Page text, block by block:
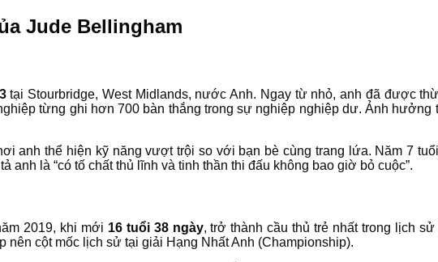
Jude Bellingham
tại Stourbridge, West Midlands, nước Anh. Ngay từ nhỏ, anh đã được
từng ghi hơn 700 bàn thắng trong sự nghiệp nghiệp dư. Ảnh
anh thể hiện kỹ năng vượt trội so với bạn bè cùng trang lứa. Năm 7
là “có tố chất thủ lĩnh và tinh thần thi đấu không bao giờ bỏ cuộc”.
2019, khi mới 16 tuổi 38 ngày, trở thành cầu thủ trẻ nhất trong lịch
nên cột mốc lịch sử tại giải Hạng Nhất Anh (Championship).